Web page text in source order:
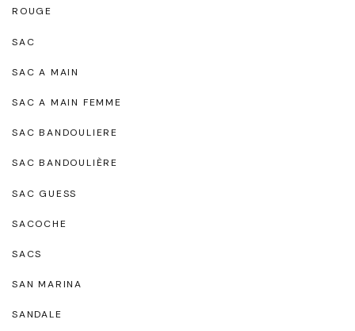
ROUGE
SAC
SAC A MAIN
SAC A MAIN FEMME
SAC BANDOULIERE
SAC BANDOULIÈRE
SAC GUESS
SACOCHE
SACS
SAN MARINA
SANDALE